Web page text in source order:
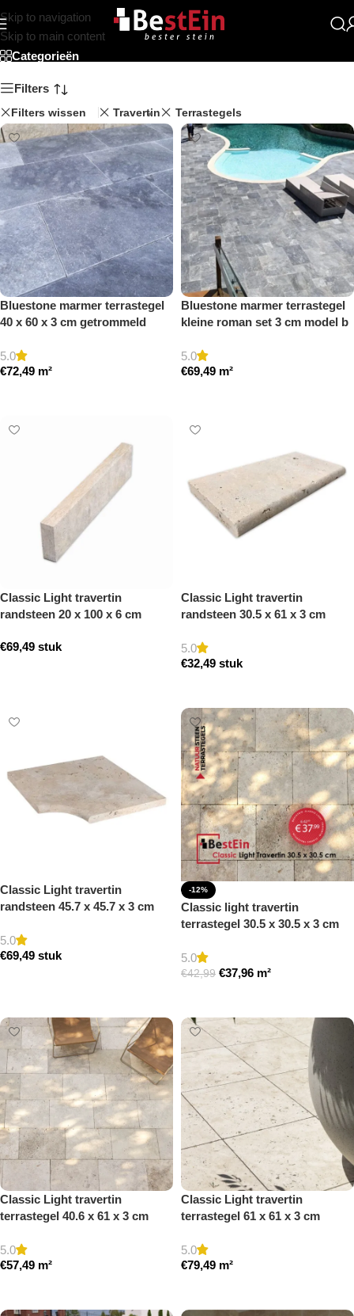
Skip to navigation
Skip to main content
Beststein
Categorieën
Filters
Filters wissen Travertin Terrastegels
Bluestone marmer terrastegel
40 x 60 x 3 cm getrommeld
5.0
€72,49 m²
Bluestone marmer terrastegel
kleine roman set 3 cm model b
5.0
€69,49 m²
Classic Light travertin
randsteen 20 x 100 x 6 cm
getrommeld
€69,49 stuk
Classic Light travertin
randsteen 30.5 x 61 x 3 cm
getrommeld
5.0
€32,49 stuk
Classic Light travertin
randsteen 45.7 x 45.7 x 3 cm
getrommeld
5.0
€69,49 stuk
-12%
Classic light travertin
terrastegel 30.5 x 30.5 x 3 cm
5.0
€42,99 €37,96 m²
Classic Light travertin
terrastegel 40.6 x 61 x 3 cm
5.0
€57,49 m²
Classic Light travertin
terrastegel 61 x 61 x 3 cm
5.0
€79,49 m²